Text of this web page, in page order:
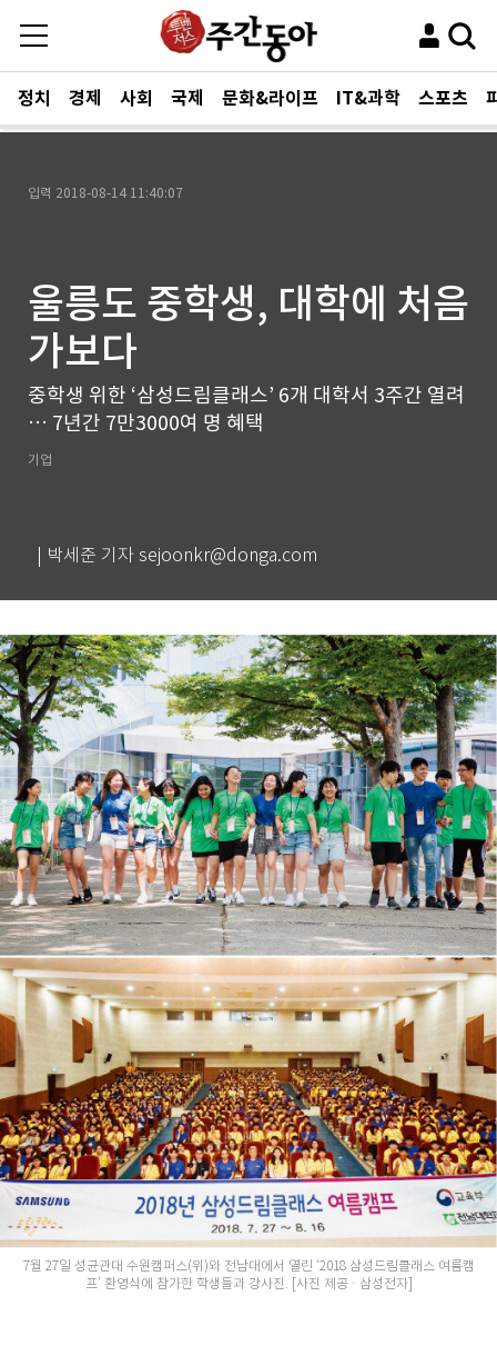
정치 경제 사회 국제 문화&라이프 IT&과학 스포츠
입력 2018-08-14 11:40:07
울릉도 중학생, 대학에 처음
가보다
중학생 위한 ‘삼성드림클래스’ 6개 대학서 3주간 열려
… 7년간 7만3000여 명 혜택
기업
| 박세준 기자 sejoonkr@donga.com
7월 27일 성균관대 수원캠퍼스(위)와 전남대에서 열린 ‘2018 삼성드림클래스 여름캠
프’ 환영식에 참가한 학생들과 강사진. [사진 제공 · 삼성전자]